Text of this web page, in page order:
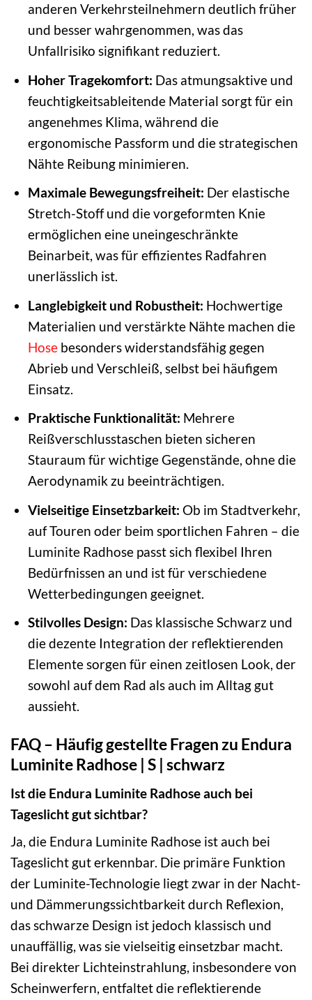
anderen Verkehrsteilnehmern deutlich früher
und besser wahrgenommen, was das
Unfallrisiko signifikant reduziert.
Hoher Tragekomfort: Das atmungsaktive und
feuchtigkeitsableitende Material sorgt für ein
angenehmes Klima, während die
ergonomische Passform und die strategischen
Nähte Reibung minimieren.
Maximale Bewegungsfreiheit: Der elastische
Stretch-Stoff und die vorgeformten Knie
ermöglichen eine uneingeschränkte
Beinarbeit, was für effizientes Radfahren
unerlässlich ist.
Langlebigkeit und Robustheit: Hochwertige
Materialien und verstärkte Nähte machen die
Hosebesonders widerstandsfähig gegen
Abrieb und Verschleiß, selbst bei häufigem
Einsatz.
Praktische Funktionalität: Mehrere
Reißverschlusstaschen bieten sicheren
Stauraum für wichtige Gegenstände, ohne die
Aerodynamik zu beeinträchtigen.
Vielseitige Einsetzbarkeit: Ob im Stadtverkehr,
auf Touren oder beim sportlichen Fahren – die
Luminite Radhose passt sich flexibel Ihren
Bedürfnissen an und ist für verschiedene
Wetterbedingungen geeignet.
Stilvolles Design: Das klassische Schwarz und
die dezente Integration der reflektierenden
Elemente sorgen für einen zeitlosen Look, der
sowohl auf dem Rad als auch im Alltag gut
aussieht.
FAQ – Häufig gestellte Fragen zu Endura
Luminite Radhose | S | schwarz
Ist die Endura Luminite Radhose auch bei
Tageslicht gut sichtbar?
Ja, die Endura Luminite Radhose ist auch bei
Tageslicht gut erkennbar. Die primäre Funktion
der Luminite-Technologie liegt zwar in der Nacht-
und Dämmerungssichtbarkeit durch Reflexion,
das schwarze Design ist jedoch klassisch und
unauffällig, was sie vielseitig einsetzbar macht.
Bei direkter Lichteinstrahlung, insbesondere von
Scheinwerfern, entfaltet die reflektierende